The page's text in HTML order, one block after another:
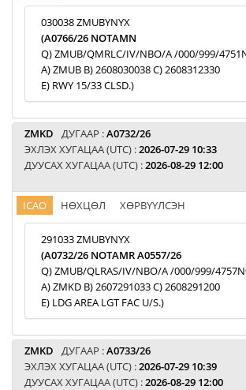
030038 ZMUBYNYX
(A0766/26 NOTAMN
Q) ZMUB/QMRLC/IV/NBO/A /000/999/
A) ZMUB B) 2608030038 C) 2608312330
E) RWY 15/33 CLSD.)
ZMKD ДУГААР :A0732/26
ЭХЛЭХ ХУГАЦАА (UTC) :2026-07-29 10:33
ДУУСАХ ХУГАЦАА (UTC) :2026-08-29 12:00
ICAO НӨХЦӨЛ ХӨРВҮҮЛСЭН
291033 ZMUBYNYX
(A0732/26 NOTAMR A0557/26
Q) ZMUB/QLRAS/IV/NBO/A /000/999/
A) ZMKD B) 2607291033 C) 2608291200
E) LDG AREA LGT FAC U/S.)
ZMKD ДУГААР :A0733/26
ЭХЛЭХ ХУГАЦАА (UTC) :2026-07-29 10:39
ДУУСАХ ХУГАЦАА (UTC) :2026-08-29 12:00